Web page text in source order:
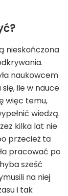
nieskończona
naukowcem
ile w nauce
więc temu,
wiedzą.
kilka lat nie
przecież ta
pracować po
sześć
na niej
i tak